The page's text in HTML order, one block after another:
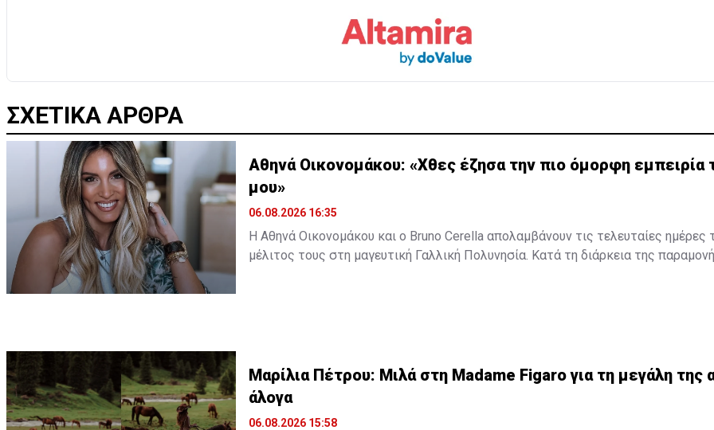
ΣΧΕΤΙΚΑ ΑΡΘΡΑ
Αθηνά Οικονομάκου: «Χθες έζησα την πιο όμορφη εμπειρία
μου»
06.08.2026 16:35
Η Αθηνά Οικονομάκου και ο Bruno Cerella απολαμβάνουν τις τελευταίες ημέρες
μέλιτος τους στη μαγευτική Γαλλική Πολυνησία. Κατά τη διάρκεια της
Διαβάστε επίσης: Μαρίλια Πέτρου: Μιλά στη Madame Figaro για τη μεγάλη της
άλογα
Μαρίλια Πέτρου: Μιλά στη Madame Figaro για τη μεγάλη της
άλογα
06.08.2026 15:58